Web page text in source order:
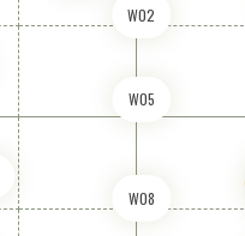
W02
W05
W08